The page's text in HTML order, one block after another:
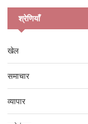
श्रेणियाँ
खेल
समाचार
व्यापार